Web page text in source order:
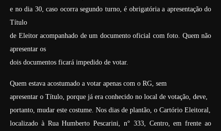
e no dia 30, caso ocorra segundo turno, é obrigatória a apresentação do
Título
de Eleitor acompanhado de um documento oficial com foto. Quem não
apresentar os
dois documentos ficará impedido de votar.
Quem estava acostumado a votar apenas com o RG, sem
apresentar o Título, porque já era conhecido no local de votação, deve,
portanto, mudar este costume. Nos dias de plantão, o Cartório Eleitoral,
localizado à Rua Humberto Pescarini, n° 333, Centro, em frente ao